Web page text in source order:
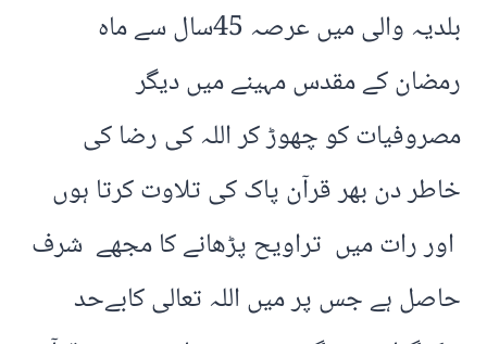
بلدیہ والی میں عرصہ 45سال سے ماہ
رمضان کے مقدس مہینے میں دیگر
مصروفیات کو چھوڑ کر اللہ کی رضا کی
خاطر دن بھر قرآن پاک کی تلاوت کرتا ہوں
اور رات میں تراویح پڑھانے کا مجھے شرف
حاصل ہے جس پر میں اللہ تعالی کابےحد